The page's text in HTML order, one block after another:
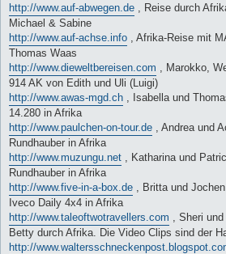
http://www.auf-abwegen.de , Reise durch
Michael & Sabine
http://www.auf-achse.info , Afrika-Reise mit
Thomas Waas
http://www.dieweltbereisen.com , Marokko,
914 AK von Edith und Uli (Luigi)
http://www.awas-mgd.ch , Isabella und
14.280 in Afrika
http://www.paulchen-on-tour.de , Andrea und
Rundhauber in Afrika
http://www.muzungu.net , Katharina und
Rundhauber in Afrika
http://www.five-in-a-box.de , Britta und
Iveco Daily 4x4 in Afrika
http://www.taleoftwotravellers.com , Sheri
Betty durch Afrika. Die Video Clips sind der
http://